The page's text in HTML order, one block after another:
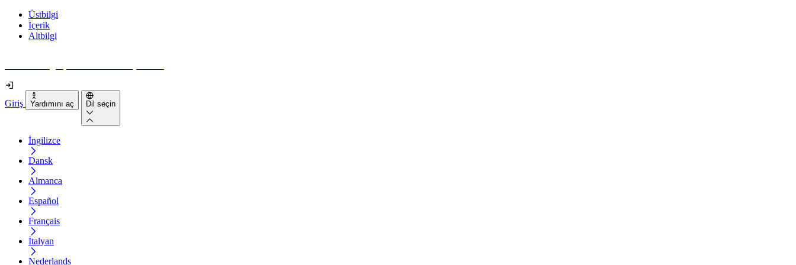
Üstbilgi
İçerik
Altbilgi
Giriş Yardımını aç Dil seçin
İngilizce
Dansk
Almanca
Español
Français
İtalyan
Nederlands